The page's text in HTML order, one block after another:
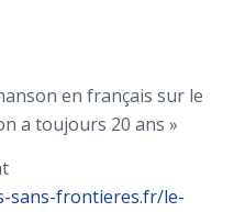
en français sur le
a toujours 20 ans »
sans-frontieres.fr/le-